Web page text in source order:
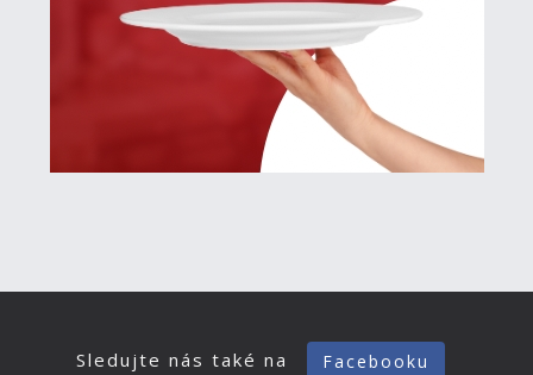
Sledujte nás také na Facebooku